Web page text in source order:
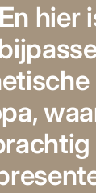
En hier